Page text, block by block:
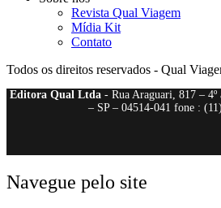
Revista Qual Viagem
Mídia Kit
Contato
Todos os direitos reservados - Qual
Editora Qual Ltda- Rua Araguari, 817 – 4º
– SP – 04514-041 fone :
Navegue pelo site